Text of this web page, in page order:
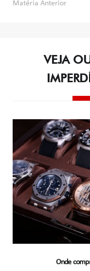
Navegação
Matéria Anterior
VEJA
Onde